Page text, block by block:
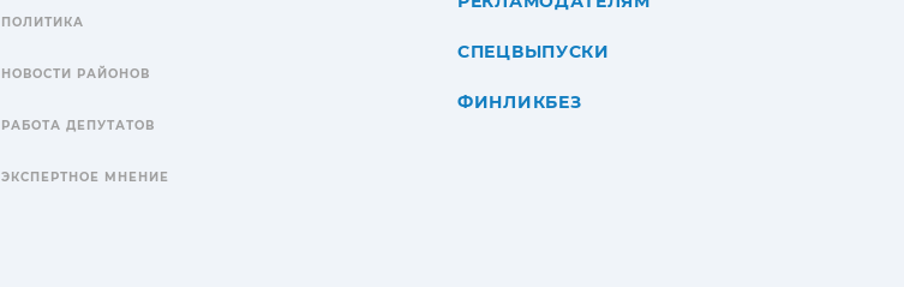
ПОЛИТИКА
НОВОСТИ РАЙОНОВ
РАБОТА ДЕПУТАТОВ
ЭКСПЕРТНОЕ МНЕНИЕ
СПЕЦВЫПУСКИ
ФИНЛИКБЕЗ